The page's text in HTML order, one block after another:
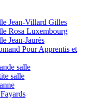
Jean-Villard Gilles
Rosa Luxembourg
Jean-Jaurès
Pour Apprentis et
salle
salle